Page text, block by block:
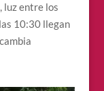
luz entre los
10:30 llegan